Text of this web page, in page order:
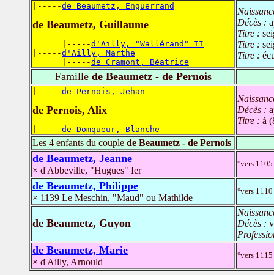
|-----de Beaumetz, Enguerrand
de Beaumetz, Guillaume
      |-----
d'Ailly, "Wallérand" II
|-----d'Ailly, Marthe
      |-----
de Cramont, Béatrice
Décès :
Titre :
Titre :
Titre :
Famillede Beaumetz - de Pernois
|-----de Pernois, Jehan
de Pernois, Alix
|-----de Domqueur, Blanche
Décès :
Titre : à
Les 4 enfants du couple de Beaumetz - de Pernois
de Beaumetz, Jeanne
× d'Abbeville, "Hugues" Ier
°vers
de Beaumetz, Philippe
× 1139 Le Meschin, "Maud" ou Mathilde
°vers
de Beaumetz, Guyon
Décès :
de Beaumetz, Marie
× d'Ailly, Arnould
°vers